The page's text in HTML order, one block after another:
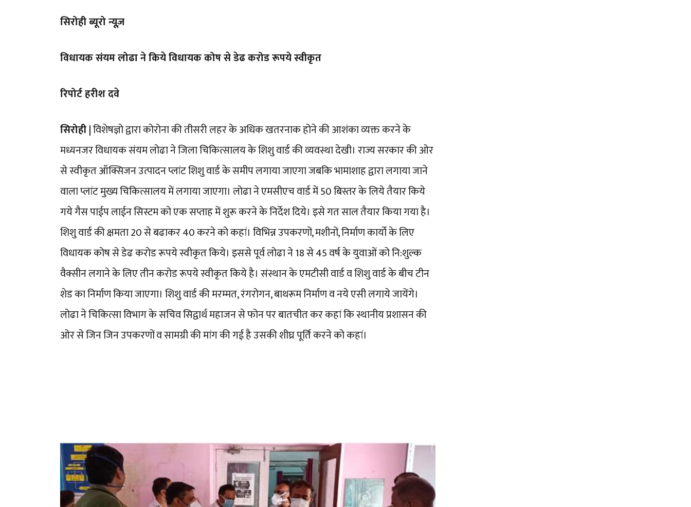
सिरोही ब्यूरो न्यूज़
विधायक संयम लोढा ने किये विधायक कोष से डेढ करोड रूपये स्वीकृत
रिपोर्ट हरीश दवे
सिरोही |विशेषज्ञो द्वारा कोरोना की तीसरी लहर के अधिक खतरनाक होने की आशंका व्यक्त करने के
मध्यनजर विधायक संयम लोढा ने जिला चिकित्सालय के शिशु वार्ड की व्यवस्था देखी। राज्य सरकार की ओर
से स्वीकृत ऑक्सिजन उत्पादन प्लांट शिशु वार्ड के समीप लगाया जाएगा जबकि भामाशाह द्वारा लगाया जाने
वाला प्लांट मुख्य चिकित्सालय में लगाया जाएगा। लोढा ने एमसीएच वार्ड में 50 बिस्तर के लिये तैयार किये
गये गैस पाईप लाईन सिस्टम को एक सप्ताह में शुरू करने के निर्देश दिये। इसे गत साल तैयार किया गया है।
शिशु वार्ड की क्षमता 20 से बढाकर 40 करने को कहां। विभिन्न उपकरणों, मशीनों, निर्माण कार्यो के लिए
विधायक कोष से डेढ करोड रूपये स्वीकृत किये। इससे पूर्व लोढा ने 18 से 45 वर्ष के युवाओं को नि:शुल्क
वैक्सीन लगाने के लिए तीन करोड रूपये स्वीकृत किये है। संस्थान के एमटीसी वार्ड व शिशु वार्ड के बीच टीन
शेड का निर्माण किया जाएगा। शिशु वार्ड की मरम्मत, रंगरोगन, बाथरूम निर्माण व नये एसी लगाये जायेंगे।
लोढा ने चिकित्सा विभाग के सचिव सिद्वार्थ महाजन से फोन पर बातचीत कर कहां कि स्थानीय प्रशासन की
ओर से जिन जिन उपकरणों व सामग्री की मांग की गई है उसकी शीघ्र पूर्ति करने को कहां।